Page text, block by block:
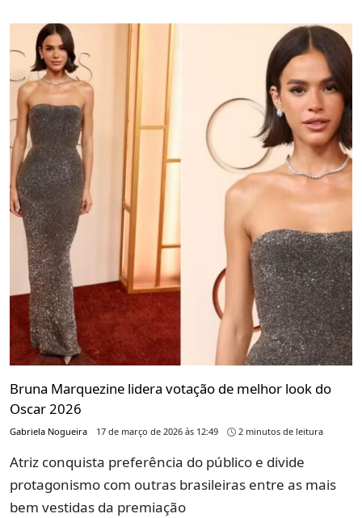
Bruna Marquezine lidera votação de melhor look do
Oscar 2026
Gabriela Nogueira 17 de março de 2026 às 12:49 2 minutos de leitura
Atriz conquista preferência do público e divide
protagonismo com outras brasileiras entre as mais
bem vestidas da premiação